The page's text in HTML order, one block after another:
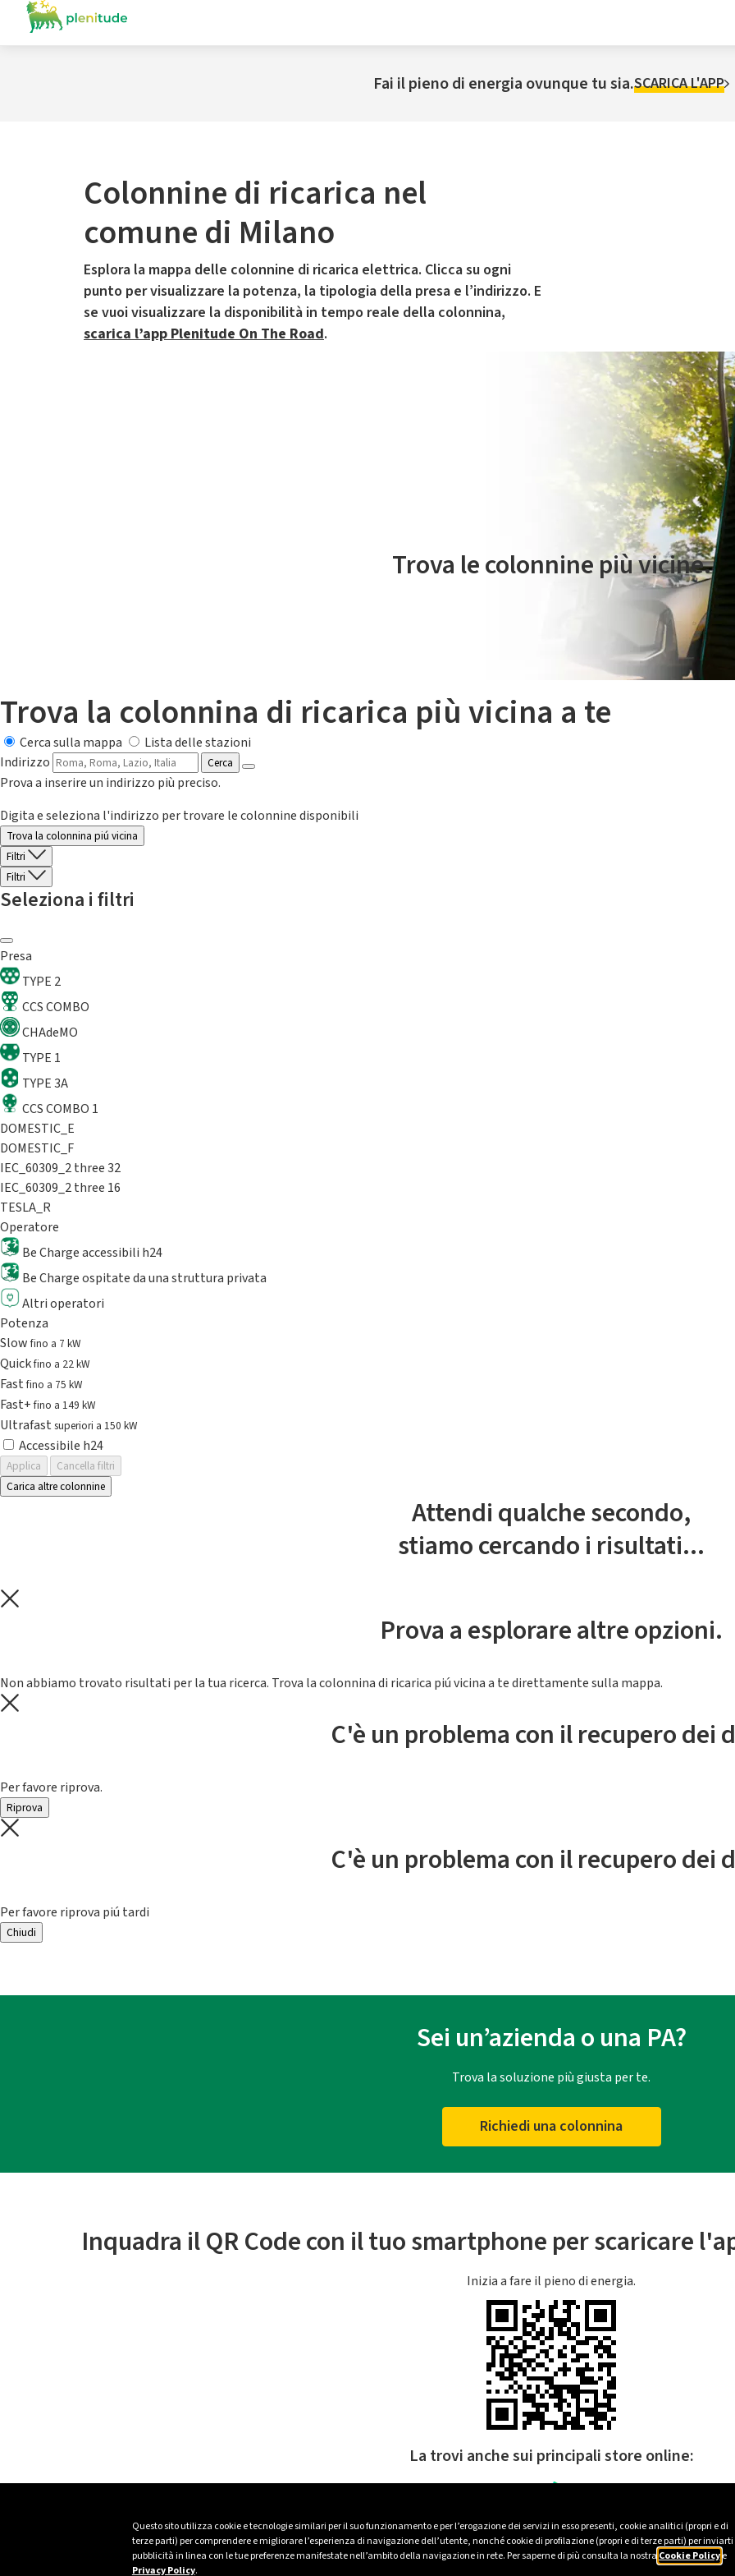
Questo sito utilizza cookie e tecnologie similari per il suo funzionamento e per l’erogazione dei servizi in esso presenti, cookie analitici (propri e di
terze parti) per comprendere e migliorare l’esperienza di navigazione dell’utente, nonché cookie di profilazione (propri e di terze parti) per inviarti
pubblicità in linea con le tue preferenze manifestate nell’ambito della navigazione in rete. Per saperne di più consulta la nostra Cookie Policye
Privacy Policy.
Fai il pieno di energia ovunque tu sia.SCARICA L'APP
Colonnine di ricarica nel
comune di Milano
Esplora la mappa delle colonnine di ricarica elettrica. Clicca su ogni
punto per visualizzare la potenza, la tipologia della presa e l’indirizzo. E
se vuoi visualizzare la disponibilità in tempo reale della colonnina,
scarica l’app Plenitude On The Road.
Il servizio di mobilità elettrica è gestito da Plenitude On The Road
Trova le colonnine più vicine.
Trova la colonnina di ricarica più vicina a te
Cerca sulla mappa
Lista delle stazioni
Indirizzo
Cerca
Prova a inserire un indirizzo più preciso.
Digita e seleziona l'indirizzo per trovare le colonnine disponibili
Trova la colonnina piú vicina
Filtri
Filtri
Seleziona i filtri
Presa
TYPE 2
CCS COMBO
CHAdeMO
TYPE 1
TYPE 3A
CCS COMBO 1
DOMESTIC_E
DOMESTIC_F
IEC_60309_2 three 32
IEC_60309_2 three 16
TESLA_R
Operatore
Be Charge accessibili h24
Be Charge ospitate da una struttura privata
Altri operatori
Potenza
Slowfino a 7 kW
Quickfino a 22 kW
Fastfino a 75 kW
Fast+fino a 149 kW
Ultrafast superiori a 150 kW
Accessibile h24
Applica
Cancella filtri
Carica altre colonnine
Attendi qualche secondo,
stiamo cercando i risultati...
Prova a esplorare altre opzioni.
Non abbiamo trovato risultati per la tua ricerca. Trova la colonnina di ricarica piú vicina a te direttamente sulla mappa.
C'è un problema con il recupero dei
Per favore riprova.
Riprova
C'è un problema con il recupero dei
Per favore riprova piú tardi
Chiudi
Sei un’azienda o una PA?
Trova la soluzione più giusta per te.
Richiedi una colonnina
Inquadra il QR Code con il tuo smartphone per scaricare
Inizia a fare il pieno di energia.
La trovi anche sui principali store online: